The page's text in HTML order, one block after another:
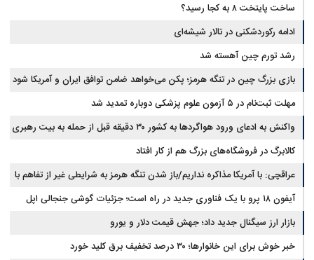
ساخت پایتخت ۸ به کجا رسید؟
ادامه رکوردشکنی در تالار شیشه‌ای
رشد تورم چین آهسته شد
بازی بزرگ چین در تنگه هرمز؛ پکن می‌خواهد ضامن توافق ایران و آمریکا شود
مهلت ثبت‌نام در ۵ آزمون علوم پزشکی دوباره تمدید شد
واکنش به ادعای ورود هواگردها به کشور ۳۰ دقیقه قبل از حمله به بیت رهبری
کالابرگ در فروشگاه‌های بزرگ هم از کار افتاد
عراقچی: با آمریکا مذاکره نداریم/باز شدن تنگه هرمز به شرایطی غیر از تفاهم با
عمان مرتبط است
آیفون ۱۸ پرو با یک فناوری جدید در راه است؛ جزئیات گوشی جنجالی اپل
بازار ارز سیگنال جدید داد؛ جهش قیمت دلار و یورو
خبر خوش برای این خانوارها؛ ۳۰ درصد تخفیف برق کلید خورد